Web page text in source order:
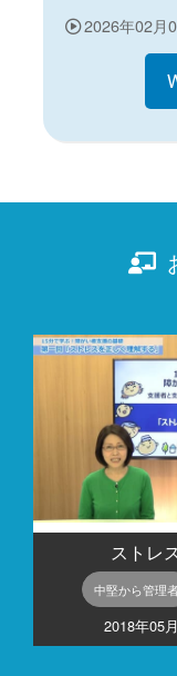
2026年02月
ストレ
中堅から管理者
2018年05